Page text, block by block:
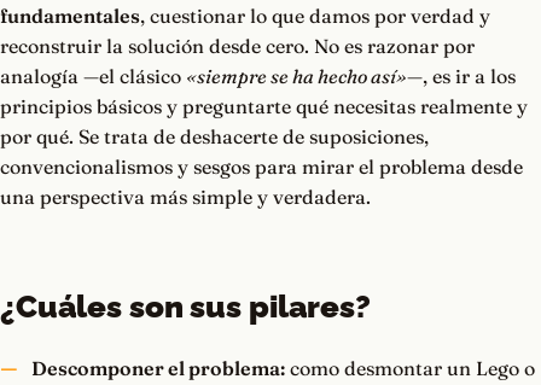
fundamentales, cuestionar lo que damos por verdad y
reconstruir la solución desde cero. No es razonar por
analogía —el clásico «siempre se ha hecho así»—, es ir a los
principios básicos y preguntarte qué necesitas realmente y
por qué. Se trata de deshacerte de suposiciones,
convencionalismos y sesgos para mirar el problema desde
una perspectiva más simple y verdadera.
¿Cuáles son sus pilares?
Descomponer el problema:como desmontar un Lego o